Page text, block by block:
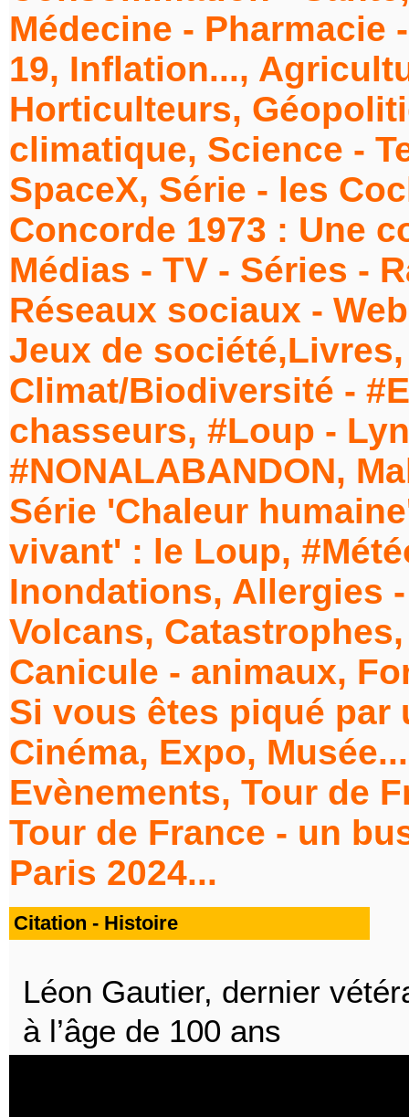
Médecine - Pharmacie
19, Inflation...,
Horticulteurs,
climatique, Science -
SpaceX, Série - les
Concorde 1973 : Une
Médias - TV - Séries -
Réseaux sociaux -
Jeux de
Climat/Biodiversité -
chasseurs, #Loup -
#NONALABANDON,
Série 'Chaleur
vivant' : le Loup,
Inondations, Allergies
Volcans,
Canicule - animaux,
Si vous êtes piqué par
Cinéma, Expo,
Evènements, Tour de
Tour de France - un
Paris 2024...
Citation - Histoire
Léon Gautier, dernier
à l’âge de 100 ans